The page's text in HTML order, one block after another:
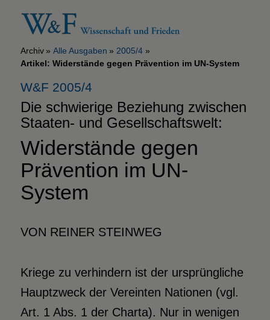
Archiv Alle Ausgaben
2005/4
Artikel: Widerstände gegen Prävention im UN-System
W&F 2005/4
Die schwierige Beziehung zwischen
Staaten- und Gesellschaftswelt:
Widerstände gegen
Prävention im UN-
System
VON REINER STEINWEG
Kriege zu verhindern ist der ursprüngliche
Hauptzweck der Vereinten Nationen (vgl.
Art. 1 Abs. 1 der Charta). Nur in wenigen